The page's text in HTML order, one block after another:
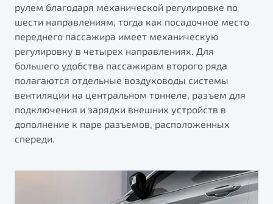
рулем благодаря механической регулировке по
шести направлениям, тогда как посадочное место
переднего пассажира имеет механическую
регулировку в четырех направлениях. Для
большего удобства пассажирам второго ряда
полагаются отдельные воздуховоды системы
вентиляции на центральном тоннеле, разъем для
подключения и зарядки внешних устройств в
дополнение к паре разъемов, расположенных
спереди.